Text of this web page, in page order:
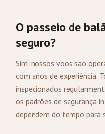
O passeio de
seguro?
Sim, nossos voos são
com anos de experiência.
inspecionados
os padrões de segurança
dependem do tempo para